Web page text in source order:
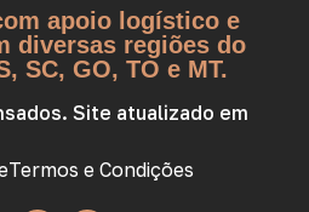
apoio logístico e
diversas regiões do
SC, GO, TO e MT.
Site atualizado em
Termos e Condições